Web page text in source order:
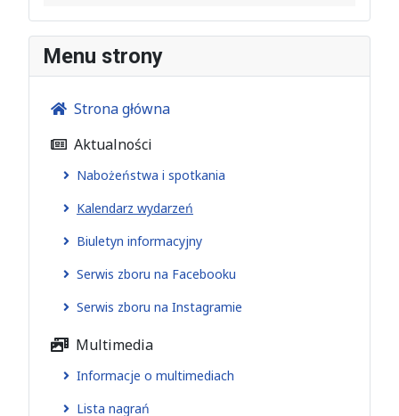
Menu strony
Strona główna
Aktualności
Nabożeństwa i spotkania
Kalendarz wydarzeń
Biuletyn informacyjny
Serwis zboru na Facebooku
Serwis zboru na Instagramie
Multimedia
Informacje o multimediach
Lista nagrań